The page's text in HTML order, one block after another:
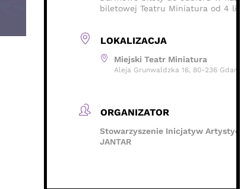
biletowej Teatru Miniatura od 4
LOKALIZACJA
Miejski Teatr Miniatura
Aleja Grunwaldzka 16, 80-236
ORGANIZATOR
Stowarzyszenie Inicjatyw
JANTAR